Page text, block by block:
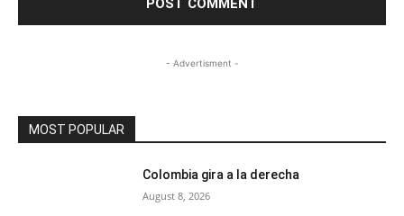
- Advertisment -
MOST POPULAR
Colombia gira a la derecha
August 8, 2026